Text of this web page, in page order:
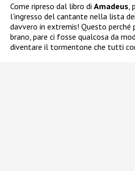
Come ripreso dal libro di Amadeus
l’ingresso del cantante nella lista dei
davvero in extremis! Questo perché
brano, pare ci fosse qualcosa da
diventare il tormentone che tutti